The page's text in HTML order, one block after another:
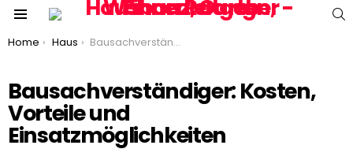
You are here:
Home Haus Bausachverständiger: Kosten, Vorteile und Einsatzmöglichkeiten
Bausachverständiger: Kosten,
Vorteile und
Einsatzmöglichkeiten